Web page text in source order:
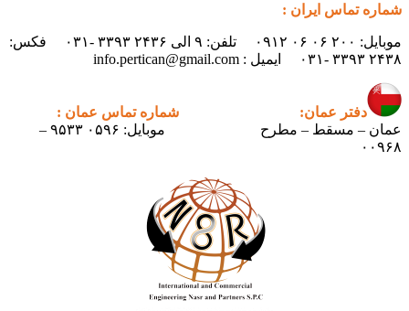
شماره تماس ایران :
موبایل: ۲۰۰ ۰۶ ۰۶ ۰۹۱۲ تلفن: ۹ الی ۲۴۳۶ ۳۳۹۳ -۰۳۱ فکس:
۲۴۳۸ ۳۳۹۳ -۰۳۱ ایمیل : info.pertican@gmail.com
دفتر عمان:
شماره تماس عمان :
عمان – مسقط – مطرح
موبایل: ۰۵۹۶ ۹۵۳۳ –
۰۰۹۶۸